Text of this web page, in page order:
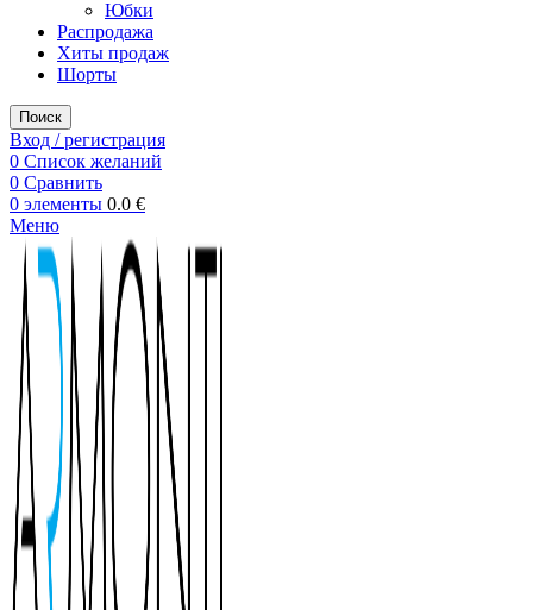
Юбки
Распродажа
Хиты продаж
Шорты
Поиск
Вход / регистрация
0 Список желаний
0 Сравнить
0 элементы 0.0 €
Меню